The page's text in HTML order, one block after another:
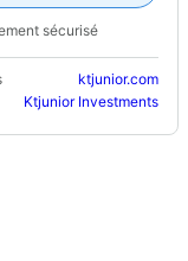
sécurisé
ktjunior.com
Ktjunior Investments